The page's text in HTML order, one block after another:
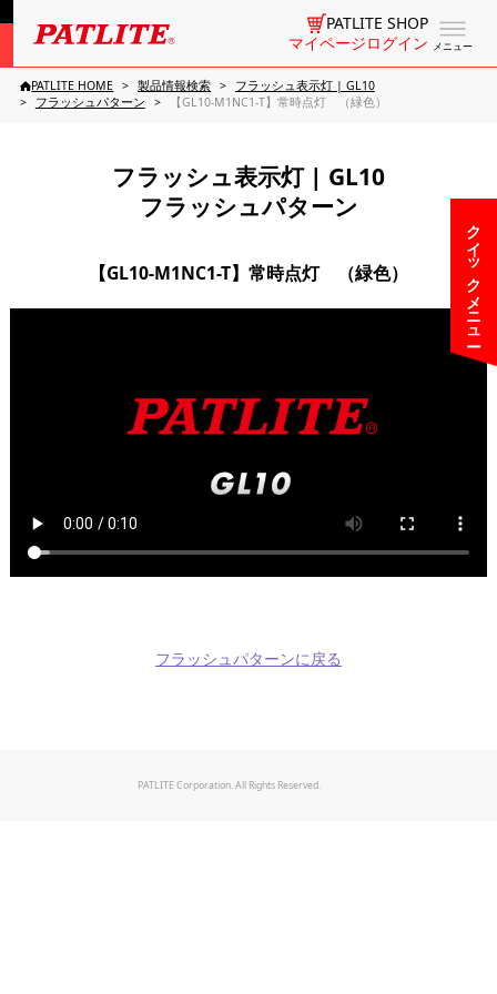
メニュー
PATLITE SHOP
マイページログイン
クイックメニュー
PATLITE HOME 製品情報検索
フラッシュ表示灯 | GL10
フラッシュパターン
【GL10-M1NC1-T】常時点灯 （緑色）
フラッシュ表示灯 | GL10
フラッシュパターン
【GL10-M1NC1-T】常時点灯 （緑色）
フラッシュパターンに戻る
PATLITE Corporation. All Rights Reserved.